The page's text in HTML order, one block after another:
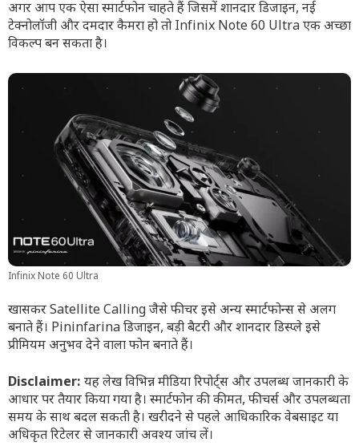
अगर आप एक ऐसा स्मार्टफोन चाहते हैं जिसमें शानदार डिजाइन, नई
टेक्नोलॉजी और दमदार कैमरा हो तो Infinix Note 60 Ultra एक अच्छा
विकल्प बन सकता है।
Infinix Note 60 Ultra
खासकर Satellite Calling जैसे फीचर इसे अन्य स्मार्टफोन्स से अलग
बनाते हैं। Pininfarina डिजाइन, बड़ी बैटरी और शानदार डिस्प्ले इसे
प्रीमियम अनुभव देने वाला फोन बनाते हैं।
Disclaimer: यह लेख विभिन्न मीडिया रिपोर्ट्स और उपलब्ध जानकारी के
आधार पर तैयार किया गया है। स्मार्टफोन की कीमत, फीचर्स और उपलब्धता
समय के साथ बदल सकती है। खरीदने से पहले आधिकारिक वेबसाइट या
अधिकृत रिटेलर से जानकारी अवश्य जांच लें।